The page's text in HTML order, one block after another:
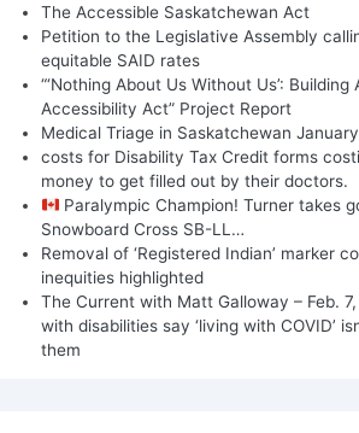
The Accessible Saskatchewan Act
Petition to the Legislative Assembly
equitable SAID rates
“‘Nothing About Us Without Us’:
Accessibility Act” Project Report
Medical Triage in Saskatchewan
costs for Disability Tax Credit forms
money to get filled out by their doctors.
Paralympic Champion! Turner takes
Snowboard Cross SB-LL…
Removal of ‘Registered Indian’ marker
inequities highlighted
The Current with Matt Galloway – Feb.
with disabilities say ‘living with COVID’
them